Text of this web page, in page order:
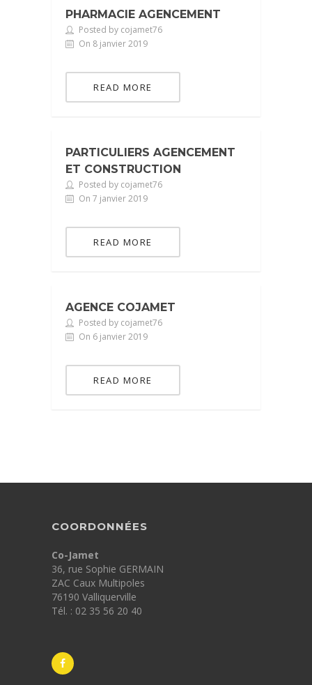
PHARMACIE AGENCEMENT
Posted by cojamet76
On 8 janvier 2019
READ MORE
PARTICULIERS AGENCEMENT
ET CONSTRUCTION
Posted by cojamet76
On 7 janvier 2019
READ MORE
AGENCE COJAMET
Posted by cojamet76
On 6 janvier 2019
READ MORE
COORDONNÉES
Co-Jamet
36, rue Sophie GERMAIN
ZAC Caux Multipoles
76190 Valliquerville
Tél. : 02 35 56 20 40